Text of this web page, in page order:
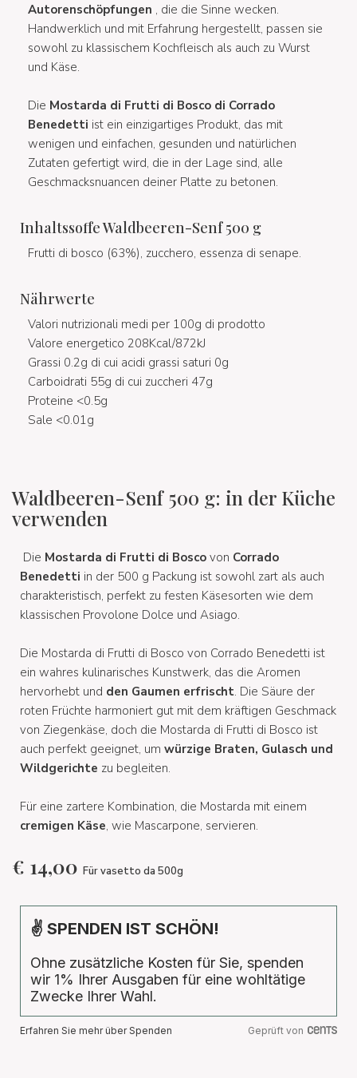
Autorenschöpfungen , die die Sinne wecken.
Handwerklich und mit Erfahrung hergestellt, passen sie
sowohl zu klassischem Kochfleisch als auch zu Wurst
und Käse.
Die Mostarda di Frutti di Bosco di Corrado
Benedetti ist ein einzigartiges Produkt, das mit
wenigen und einfachen, gesunden und natürlichen
Zutaten gefertigt wird, die in der Lage sind, alle
Geschmacksnuancen deiner Platte zu betonen.
Inhaltssoffe Waldbeeren-Senf 500 g
Frutti di bosco (63%), zucchero, essenza di senape.
Nährwerte
Valori nutrizionali medi per 100g di prodotto
Valore energetico 208Kcal/872kJ
Grassi 0.2g di cui acidi grassi saturi 0g
Carboidrati 55g di cui zuccheri 47g
Proteine <0.5g
Sale <0.01g
Waldbeeren-Senf 500 g: in der Küche
verwenden
Die Mostarda di Frutti di Bosco von Corrado
Benedetti in der 500 g Packung ist sowohl zart als auch
charakteristisch, perfekt zu festen Käsesorten wie dem
klassischen Provolone Dolce und Asiago.
Die Mostarda di Frutti di Bosco von Corrado Benedetti ist
ein wahres kulinarisches Kunstwerk, das die Aromen
hervorhebt und den Gaumen erfrischt. Die Säure der
roten Früchte harmoniert gut mit dem kräftigen Geschmack
von Ziegenkäse, doch die Mostarda di Frutti di Bosco ist
auch perfekt geeignet, um würzige Braten, Gulasch und
Wildgerichte zu begleiten.
Für eine zartere Kombination, die Mostarda mit einem
cremigen Käse, wie Mascarpone, servieren.
€ 14,00 Für vasetto da 500g
✌ SPENDEN IST SCHÖN!
Ohne zusätzliche Kosten für Sie, spenden
wir 1% Ihrer Ausgaben für eine wohltätige
Zwecke Ihrer Wahl.
Erfahren Sie mehr über Spenden Geprüft von